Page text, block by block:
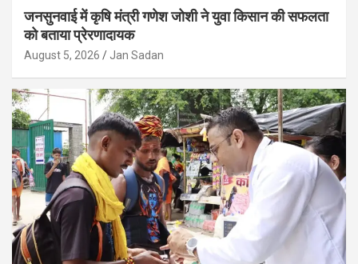
जनसुनवाई में कृषि मंत्री गणेश जोशी ने युवा किसान की सफलता
को बताया प्रेरणादायक
August 5, 2026 Jan Sadan